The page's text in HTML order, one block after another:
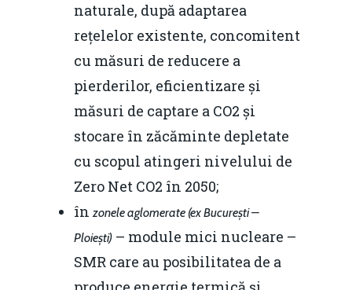
naturale, după adaptarea
rețelelor existente, concomitent
cu măsuri de reducere a
pierderilor, eficientizare și
măsuri de captare a CO2 și
stocare în zăcăminte depletate
cu scopul atingeri nivelului de
Zero Net CO2 în 2050;
înzonele aglomerate (ex București –
Ploiești) – module mici nucleare –
SMR care au posibilitatea de a